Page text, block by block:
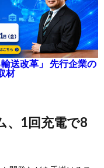
送改革」 先行企業の
材